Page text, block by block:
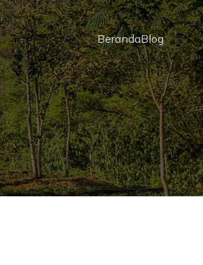
BerandaBlog